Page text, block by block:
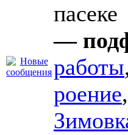
пасеке
—
работы,
роение,